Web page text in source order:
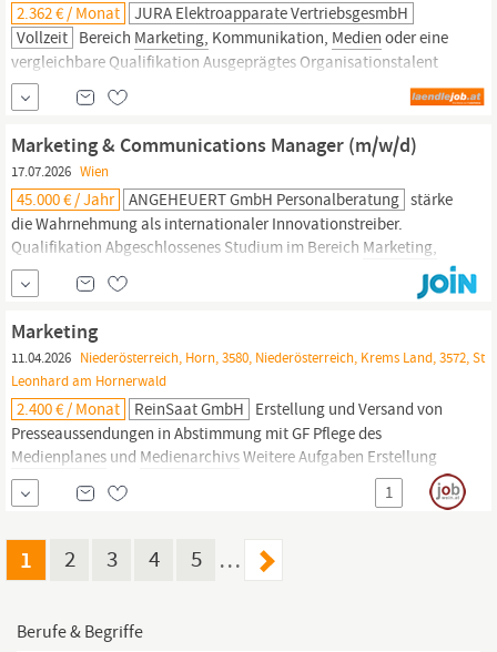
2.362 € / Monat
JURA Elektroapparate VertriebsgesmbH
Vollzeit Bereich Marketing, Kommunikation, Medien oder eine
vergleichbare Qualifikation Ausgeprägtes Organisationstalent
sowie eine strukturierte und selbstständige Arbeitsweise Hohe
Umsetzungsstärke, Eigeninitiative und
Verantwortungsbewusstsein Sehr gute Deutschkenntnisse in Wort
und Schrift Sicherer Umgang mit MS Office Kenntnisse in der...
Marketing & Communications Manager (m/w/d)
17.07.2026 Wien
45.000 € / Jahr ANGEHEUERT GmbH Personalberatung stärke
die Wahrnehmung als internationaler Innovationstreiber.
Qualifikation Abgeschlossenes Studium im Bereich Marketing,
Kommunikation,
oder einer vergleichbaren Fachrichtung.
Mehrjährige Berufserfahrung (min. 2 Jahre) im B2B
Marketing,
Kampagnenmanagement. Erfahrung in der Entwicklung und
Umsetzung strategischer Marketing-und...
Marketing
11.04.2026 Niederösterreich, Horn, 3580, Niederösterreich, Krems Land, 3572, St
Leonhard am Hornerwald
2.400 € / Monat ReinSaat GmbH Erstellung und Versand von
Presseaussendungen in Abstimmung mit GF Pflege des
Medienplanes und MedienarchivsWeitere Aufgaben Erstellung
von einfachen Gebrauchsgrafiken wie z.B. Schilder, Aufsteller
(Canva) Zusammenarbeit mit unserem externen Grafiker bei
Lagerverwaltung;
1
1 2 3 4 5 …
Berufe & Begriffe